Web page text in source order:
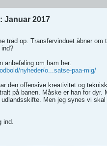
Januar 2017
tråd op. Transfervinduet åbner om
anbefaling om ham her:
nyheder/o...satse-paa-mig/
den offensive kreativitet og
på banen. Måske er han for dyr.
udlandsskifte. Men jeg synes vi skal
ind.